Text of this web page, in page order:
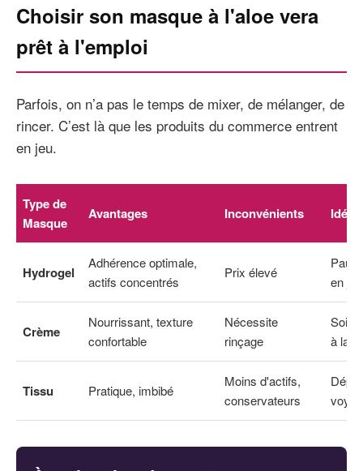
Choisir son masque à l'aloe vera
prêt à l'emploi
Parfois, on n’a pas le temps de mixer, de mélanger, de
rincer. C’est là que les produits du commerce entrent
en jeu.
Type de
Masque
Avantages Inconvénients Idéal
Hydrogel
Adhérence optimale,
actifs concentrés
Prix élevé
en
Crème
Nourrissant, texture
confortable
Nécessite
rinçage
à la
Tissu Pratique, imbibé
Moins d'actifs,
conservateurs